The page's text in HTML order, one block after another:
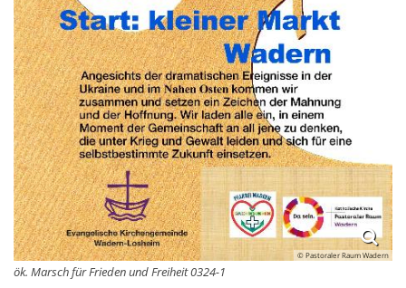
© Pastoraler Raum Wadern
ök. Marsch für Frieden und Freiheit 0324-1